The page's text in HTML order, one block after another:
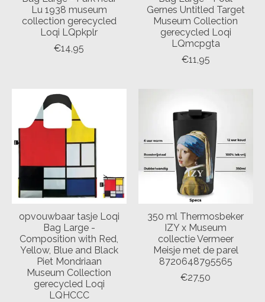
Lu 1938 museum
collection gerecycled
Loqi LQpkplr
€14,95
Gernes Untitled Target
Museum Collection
gerecycled Loqi
LQmcpgta
€11,95
opvouwbaar tasje Loqi
Bag Large -
Composition with Red,
Yellow, Blue and Black
Piet Mondriaan
Museum Collection
gerecycled Loqi
LQHCCC
350 ml Thermosbeker
IZY x Museum
collectie Vermeer
Meisje met de parel
8720648795565
€27,50